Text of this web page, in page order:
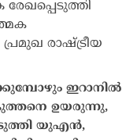
ഇറാനിൽ
ഉയരുന്നു,
യുഎൻ,